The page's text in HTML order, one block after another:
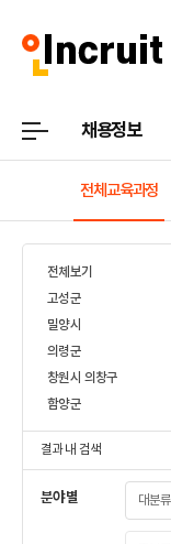
채용정보
전체교육과정
전체보기
고성군
밀양시
의령군
창원시 의창구
함양군
결과 내 검색
분야별